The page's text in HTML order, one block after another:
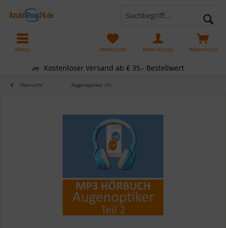
Kostenloser Versand ab € 35,- Bestellwert
Warenkorb
Merkzettel Mein Konto
Menü
Übersicht Augenoptiker /in